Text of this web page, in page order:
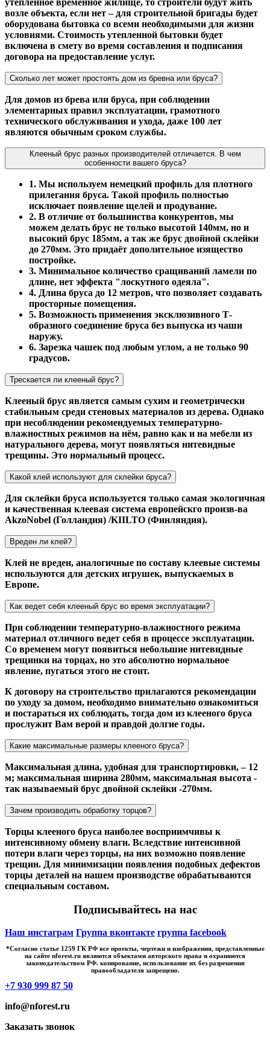
возле объекта, если нет – для строительной бригады будет
оборудована бытовка со всеми необходимыми для жизни
условиями. Стоимость утепленной бытовки будет
включена в смету во время составления и подписания
договора на предоставление услуг.
Сколько лет может простоять дом из бревна или бруса?
Для домов из брева или бруса, при соблюдении
элементарных правил эксплуатации, грамотного
технического обслуживания и ухода, даже 100 лет
являются обычным сроком службы.
Клееный брус разных производителей отличается. В чем
особенности вашего бруса?
1. Мы используем немецкий профиль для плотного
прилегания бруса. Такой профиль полностью
исключает появление щелей и продувание.
2. В отличие от большинства конкурентов, мы
можем делать брус не только высотой 140мм, но и
высокий брус 185мм, а так же брус двойной склейки
до 270мм. Это придаёт дополительное изящество
постройке.
3. Минимальное количество сращиваний ламели по
длине, нет эффекта "лоскутного одеяла".
4. Длина бруса до 12 метров, что позволяет создавать
просторные помещения.
5. Возможность применения эксклюзивного Т-
образного соединение бруса без выпуска из чаши
наружу.
6. Зарезка чашек под любым углом, а не только 90
градусов.
Трескается ли клееный брус?
Клееный брус является самым сухим и геометрически
стабильным среди стеновых материалов из дерева. Однако
при несоблюдении рекомендуемых температурно-
влажностных режимов на нём, равно как и на мебели из
натурального дерева, могут появляться нитевидные
трещины. Это нормальный процесс.
Какой клей используют для склейки бруса?
Для склейки бруса используется только самая экологичная
и качественная клеевая система европейскго произв-ва
AkzoNobel (Голландия) /KIILTO (Финляндия).
Вреден ли клей?
Клей не вреден, аналогичные по составу клеевые системы
используются для детских игрушек, выпускаемых в
Европе.
Как ведет себя клееный брус во время эксплуатации?
При соблюдении температурно-влажностного режима
материал отличного ведет себя в процессе эксплуатации.
Со временем могут появиться небольшие нитевидные
трещинки на торцах, но это абсолютно нормальное
явление, пугаться этого не стоит.
К договору на строительство прилагаются рекомендации
по уходу за домом, необходимо внимательно ознакомиться
и постараться их соблюдать, тогда дом из клееного бруса
прослужит Вам верой и правдой долгие годы.
Какие максимальные размеры клееного бруса?
Максимальная длина, удобная для транспортировки, – 12
м; максимальная ширина 280мм, максимальная высота -
так называемый брус двойной склейки -270мм.
Зачем производить обработку торцов?
Торцы клееного бруса наиболее восприимчивы к
интенсивному обмену влаги. Вследствие интенсивной
потери влаги через торцы, на них возможно появление
трещин. Для минимизации появления подобных дефектов
торцы деталей на нашем производстве обрабатываются
специальным составом.
Подписывайтесь на нас
Наш инстаграм Группа вконтакте группа facebook
*Cогласно статье 1259 ГК РФ все проекты, чертежи и изображения, представленные
на сайте nforest.ru являются объектами авторского права и охраняются
законодательством РФ. копирование, использование их без разрешения
правообладателя запрещено.
+7 930 999 87 50
info@nforest.ru
Заказать звонок